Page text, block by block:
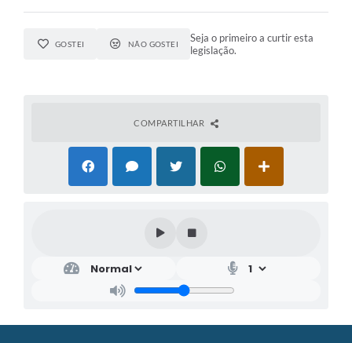
GOSTEI NÃO GOSTEI
Seja o primeiro a curtir esta
legislação.
COMPARTILHAR